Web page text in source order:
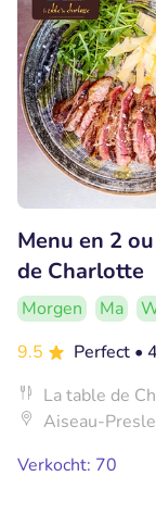
Menu en 2
de Charlotte
Morgen Ma
9.5
Perfect •
La table de
Aiseau-
Verkocht: 70